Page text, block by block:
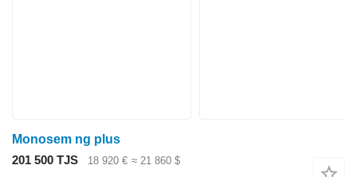
Monosem ng plus
201 500 TJS
18 920 € ≈ 21 860 $